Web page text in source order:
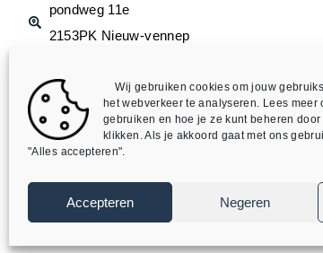
Wij gebruiken cookies om jouw
het webverkeer te analyseren. Lees meer
gebruiken en hoe je ze kunt beheren
klikken. Als je akkoord gaat met ons
"Alles accepteren".
Accepteren Negeren
pondweg 11e
2153PK Nieuw-vennep
SmartDomotix / Mike4all– Alle rechten